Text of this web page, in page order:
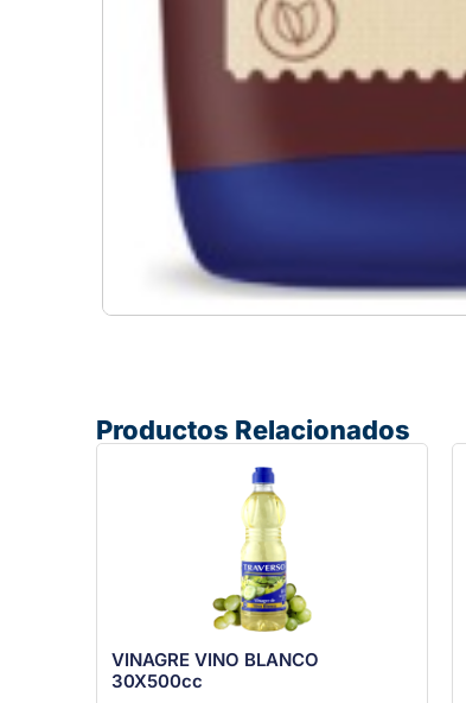
Productos Relacionados
VINAGRE VINO BLANCO
30X500cc